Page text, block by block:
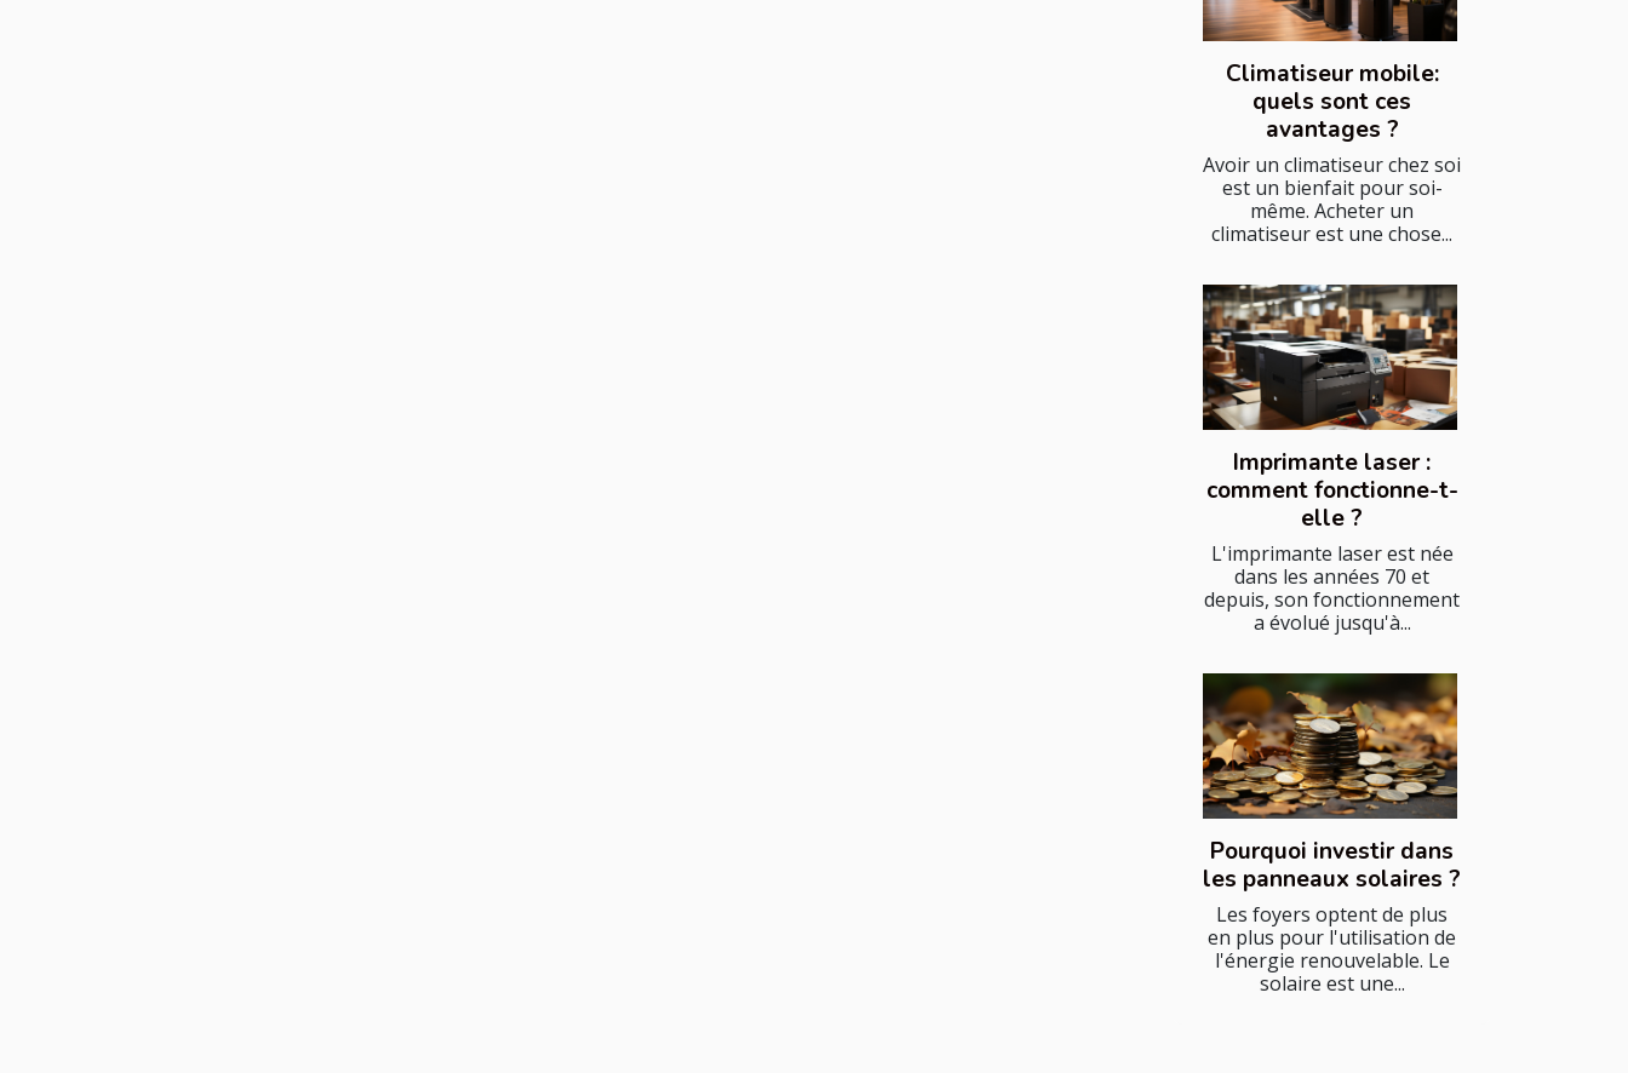
Climatiseur mobile:
quels sont ces
avantages ?
Avoir un climatiseur chez soi
est un bienfait pour soi-
même. Acheter un
climatiseur est une chose...
Imprimante laser :
comment fonctionne-t-
elle ?
L'imprimante laser est née
dans les années 70 et
depuis, son fonctionnement
a évolué jusqu'à...
Pourquoi investir dans
les panneaux solaires ?
Les foyers optent de plus
en plus pour l'utilisation de
l'énergie renouvelable. Le
solaire est une...